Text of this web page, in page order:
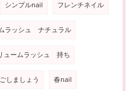
シンプルnail フレンチネイル
ラッシュ ナチュラル
ュームラッシュ 持ち
しましょう 春nail